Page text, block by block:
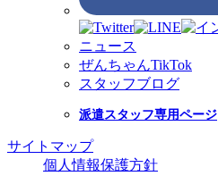
ニュース
ぜんちゃんTikTok
スタッフブログ
派遣スタッフ専用ページ
サイトマップ
個人情報保護方針